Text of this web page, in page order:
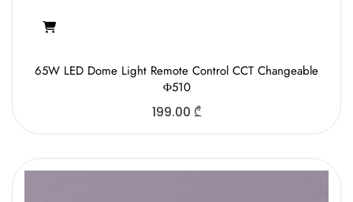
65W LED Dome Light Remote Control CCT Changeable
Φ510
199.00 ₾